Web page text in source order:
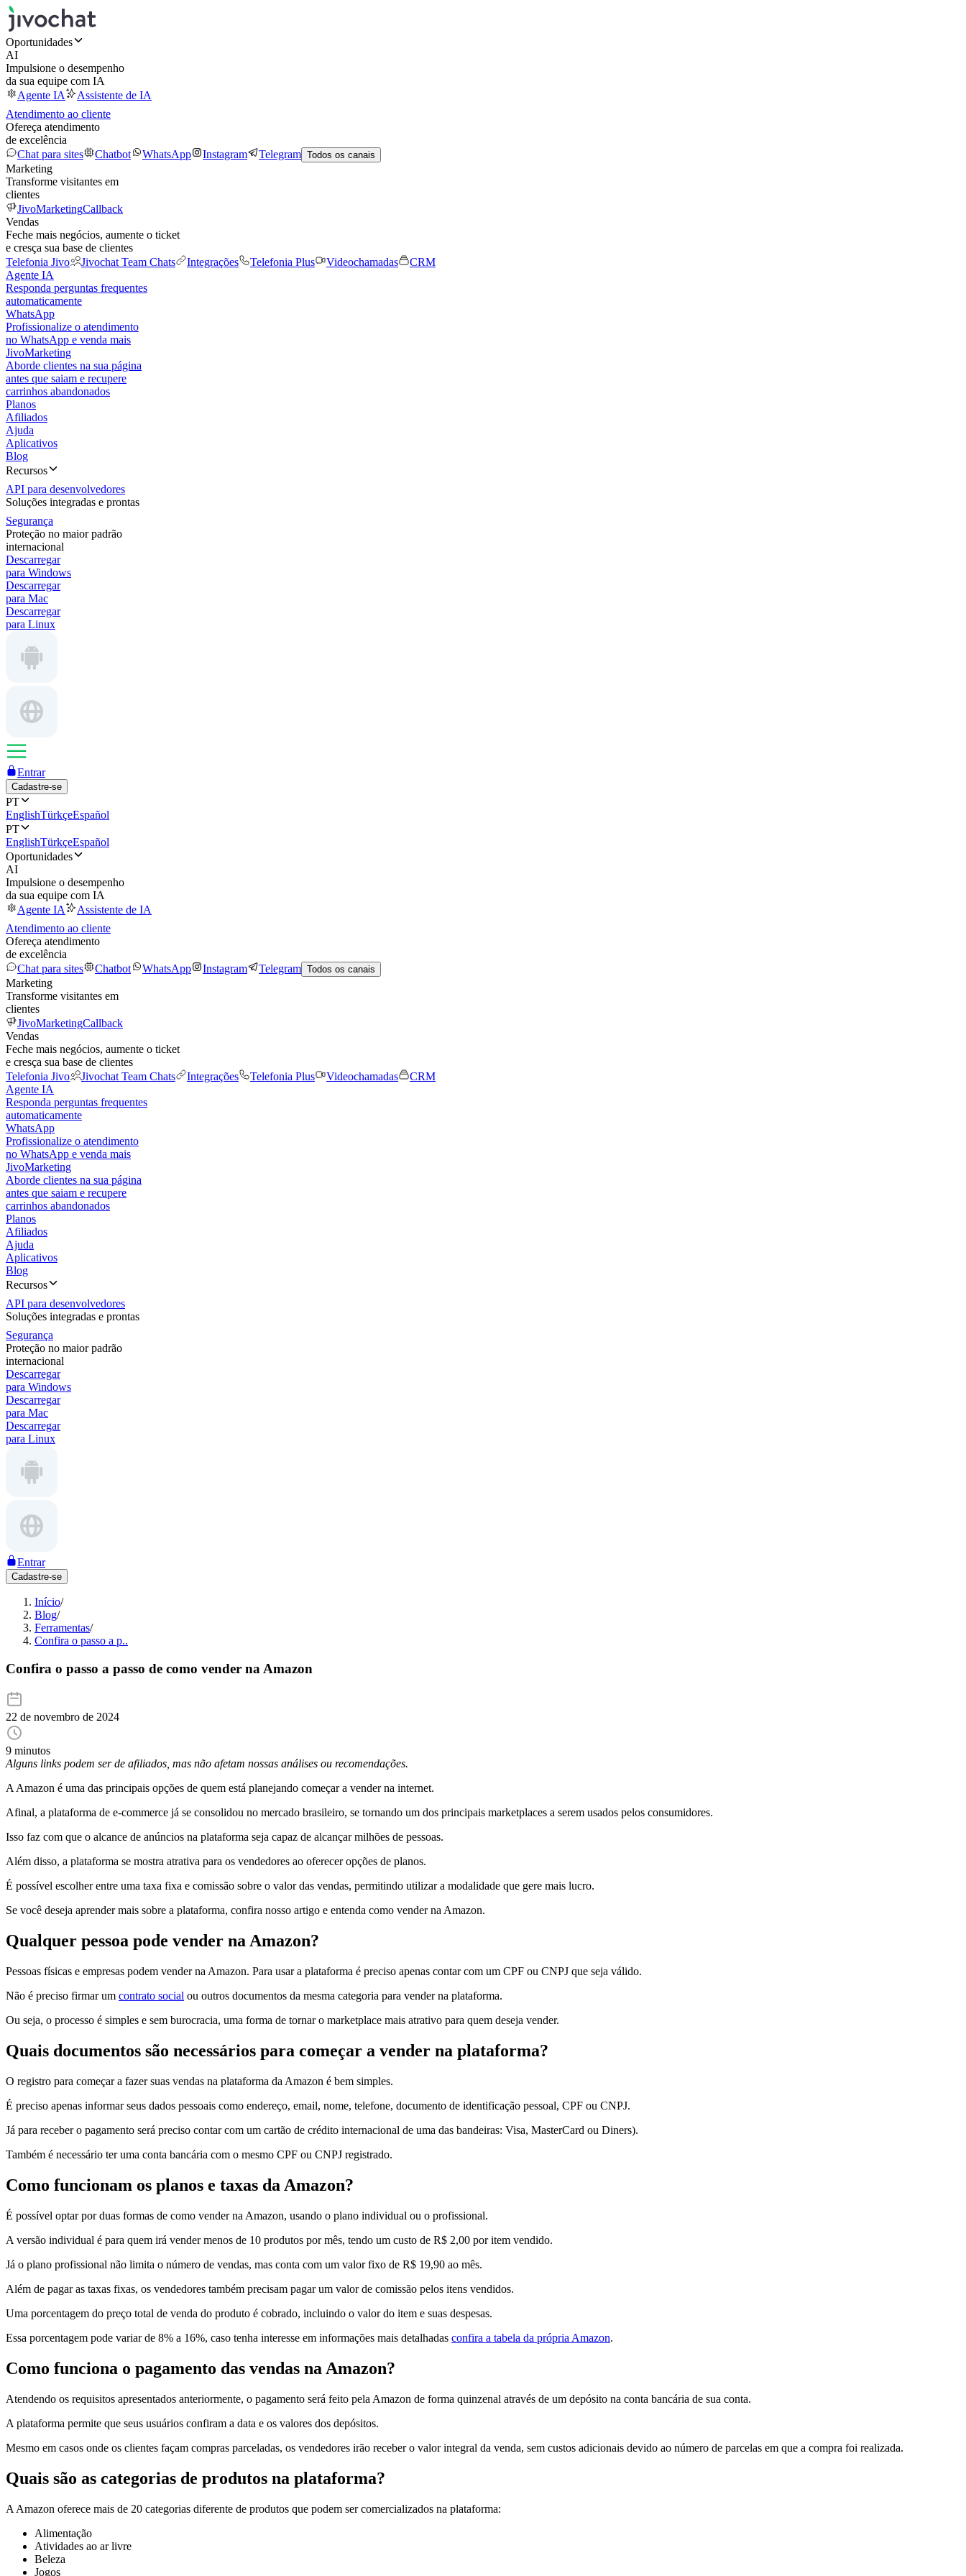
Oportunidades
AI
Impulsione o desempenho
da sua equipe com IA
Agente IA
Assistente de IA
Atendimento ao cliente
Ofereça atendimento
de excelência
Chat para sites
Chatbot WhatsApp Instagram Telegram Todos os canais
Marketing
Transforme visitantes em
clientes
JivoMarketingCallback
Vendas
Feche mais negócios, aumente o ticket
e cresça sua base de clientes
Telefonia Jivo
Jivochat Team Chats Integrações Telefonia Plus Videochamadas
CRM
Agente IA
Responda perguntas frequentes
automaticamente
WhatsApp
Profissionalize o atendimento
no WhatsApp e venda mais
JivoMarketing
Aborde clientes na sua página
antes que saiam e recupere
carrinhos abandonados
Planos
Afiliados
Ajuda
Aplicativos
Blog
Recursos
API para desenvolvedores
Soluções integradas e prontas
Segurança
Proteção no maior padrão
internacional
Descarregar
para Windows
Descarregar
para Mac
Descarregar
para Linux
Entrar
Cadastre-se
PT
EnglishTürkçeEspañol
PT
EnglishTürkçeEspañol
Oportunidades
AI
Impulsione o desempenho
da sua equipe com IA
Agente IA
Assistente de IA
Atendimento ao cliente
Ofereça atendimento
de excelência
Chat para sites
Chatbot WhatsApp Instagram Telegram Todos os canais
Marketing
Transforme visitantes em
clientes
JivoMarketingCallback
Vendas
Feche mais negócios, aumente o ticket
e cresça sua base de clientes
Telefonia Jivo
Jivochat Team Chats Integrações Telefonia Plus Videochamadas
CRM
Agente IA
Responda perguntas frequentes
automaticamente
WhatsApp
Profissionalize o atendimento
no WhatsApp e venda mais
JivoMarketing
Aborde clientes na sua página
antes que saiam e recupere
carrinhos abandonados
Planos
Afiliados
Ajuda
Aplicativos
Blog
Recursos
API para desenvolvedores
Soluções integradas e prontas
Segurança
Proteção no maior padrão
internacional
Descarregar
para Windows
Descarregar
para Mac
Descarregar
para Linux
Entrar
Cadastre-se
Início/
Blog/
Ferramentas/
Confira o passo a p..
Confira o passo a passo de como vender na Amazon
22 de novembro de 2024
9 minutos
Alguns links podem ser de afiliados, mas não afetam nossas análises ou recomendações.
A Amazon é uma das principais opções de quem está planejando começar a vender na internet.
Afinal, a plataforma de e-commerce já se consolidou no mercado brasileiro, se tornando um dos principais marketplaces a serem usados pelos consumidores.
Isso faz com que o alcance de anúncios na plataforma seja capaz de alcançar milhões de pessoas.
Além disso, a plataforma se mostra atrativa para os vendedores ao oferecer opções de planos.
É possível escolher entre uma taxa fixa e comissão sobre o valor das vendas, permitindo utilizar a modalidade que gere mais lucro.
Se você deseja aprender mais sobre a plataforma, confira nosso artigo e entenda como vender na Amazon.
Qualquer pessoa pode vender na Amazon?
Pessoas físicas e empresas podem vender na Amazon. Para usar a plataforma é preciso apenas contar com um CPF ou CNPJ que seja válido.
Não é preciso firmar um contrato social ou outros documentos da mesma categoria para vender na plataforma.
Ou seja, o processo é simples e sem burocracia, uma forma de tornar o marketplace mais atrativo para quem deseja vender.
Quais documentos são necessários para começar a vender na plataforma?
O registro para começar a fazer suas vendas na plataforma da Amazon é bem simples.
É preciso apenas informar seus dados pessoais como endereço, email, nome, telefone, documento de identificação pessoal, CPF ou CNPJ.
Já para receber o pagamento será preciso contar com um cartão de crédito internacional de uma das bandeiras: Visa, MasterCard ou Diners).
Também é necessário ter uma conta bancária com o mesmo CPF ou CNPJ registrado.
Como funcionam os planos e taxas da Amazon?
É possível optar por duas formas de como vender na Amazon, usando o plano individual ou o profissional.
A versão individual é para quem irá vender menos de 10 produtos por mês, tendo um custo de R$ 2,00 por item vendido.
Já o plano profissional não limita o número de vendas, mas conta com um valor fixo de R$ 19,90 ao mês.
Além de pagar as taxas fixas, os vendedores também precisam pagar um valor de comissão pelos itens vendidos.
Uma porcentagem do preço total de venda do produto é cobrado, incluindo o valor do item e suas despesas.
Essa porcentagem pode variar de 8% a 16%, caso tenha interesse em informações mais detalhadas confira a tabela da própria Amazon.
Como funciona o pagamento das vendas na Amazon?
Atendendo os requisitos apresentados anteriormente, o pagamento será feito pela Amazon de forma quinzenal através de um depósito na conta bancária de sua conta.
A plataforma permite que seus usuários confiram a data e os valores dos depósitos.
Mesmo em casos onde os clientes façam compras parceladas, os vendedores irão receber o valor integral da venda, sem custos adicionais devido ao número de parcelas em que a compra foi realizada.
Quais são as categorias de produtos na plataforma?
A Amazon oferece mais de 20 categorias diferente de produtos que podem ser comercializados na plataforma:
Alimentação
Atividades ao ar livre
Beleza
Jogos